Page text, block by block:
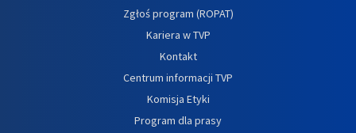
Zgłoś program (ROPAT)
Kariera w TVP
Kontakt
Centrum informacji TVP
Komisja Etyki
Program dla prasy